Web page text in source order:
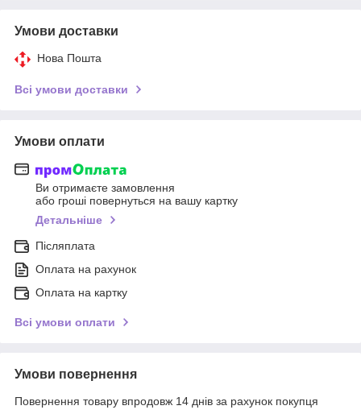
Умови доставки
Нова Пошта
Всі умови доставки
Умови оплати
Ви отримаєте замовлення
або гроші повернуться на вашу картку
Детальніше
Післяплата
Оплата на рахунок
Оплата на картку
Всі умови оплати
Умови повернення
Повернення товару впродовж 14 днів за рахунок покупця